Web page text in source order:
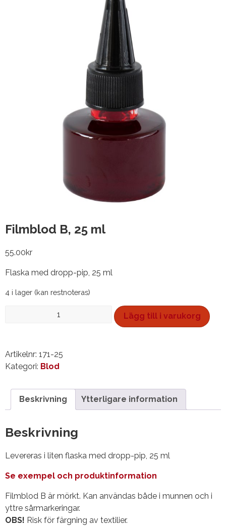
Filmblod B, 25 ml
55.00kr
Flaska med dropp-pip, 25 ml
4 i lager (kan restnoteras)
mängd
Lägg till i varukorg
Artikelnr: 171-25
Kategori: Blod
Beskrivning Ytterligare information
Beskrivning
Levereras i liten flaska med dropp-pip, 25 ml
Se exempel och produktinformation
Filmblod B är mörkt. Kan användas både i munnen och i
yttre sårmarkeringar.
OBS! Risk för färgning av textilier.